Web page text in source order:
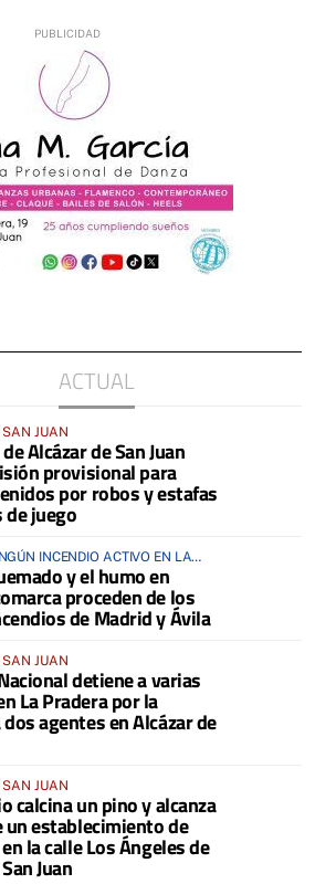
ACTUAL
JUAN
Alcázar de San Juan
provisional para
por robos y estafas
de juego
INCENDIO ACTIVO EN LA
y el humo en
proceden de los
de Madrid y Ávila
JUAN
detiene a varias
La Pradera por la
agentes en Alcázar de
JUAN
calcina un pino y alcanza
un establecimiento de
la calle Los Ángeles de
Juan